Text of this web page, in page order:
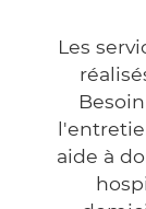
Les
aide à